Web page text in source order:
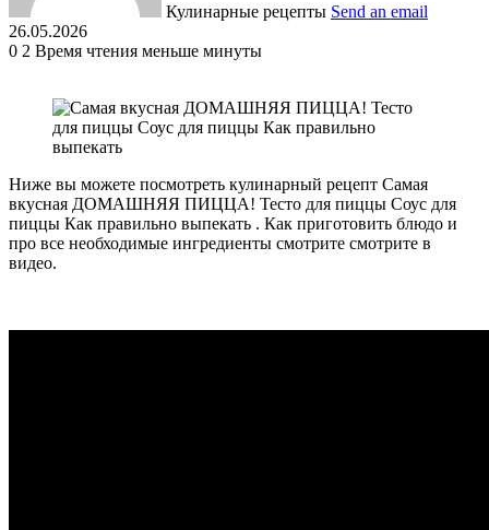
Кулинарные рецепты Send an email
26.05.2026
0 2 Время чтения меньше минуты
Ниже вы можете посмотреть кулинарный рецепт Самая
вкусная ДОМАШНЯЯ ПИЦЦА! Тесто для пиццы Соус для
пиццы Как правильно выпекать . Как приготовить блюдо и
про все необходимые ингредиенты смотрите смотрите в
видео.